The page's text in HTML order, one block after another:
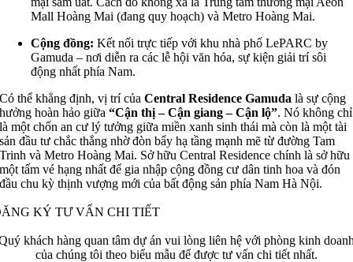
Mall Hoàng Mai (đang quy hoạch) và Metro Hoàng Mai.
Cộng đồng: Kết nối trực tiếp với khu nhà phố LePARC by
Gamuda – nơi diễn ra các lễ hội văn hóa, sự kiện giải trí sôi
động nhất phía Nam.
Có thể khẳng định, vị trí củaCentral Residence Gamuda là sự cộng
hưởng hoàn hảo giữa“Cận thị – Cận giang – Cận lộ”. Nó không chỉ
là một chốn an cư lý tưởng giữa miền xanh sinh thái mà còn là một tài
sản đầu tư chắc thắng nhờ đòn bẩy hạ tầng mạnh mẽ từ đường Tam
Trinh và Metro Hoàng Mai. Sở hữu Central Residence chính là sở hữu
một tấm vé hạng nhất để gia nhập cộng đồng cư dân tinh hoa và đón
đầu chu kỳ thịnh vượng mới của bất động sản phía Nam Hà Nội.
KÝ TƯ VẤN CHI TIẾT
khách hàng quan tâm dự án vui lòng liên hệ với phòng kinh
của chúng tôi theo biểu mẫu để được tư vấn chi tiết nhất.